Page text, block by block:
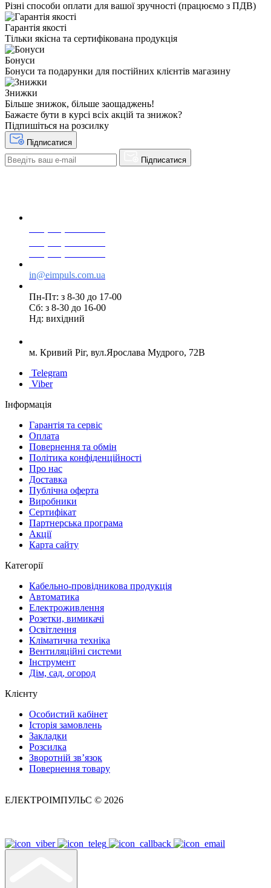
Різні способи оплати для вашої зручності (працюємо з ПДВ)
Гарантія якості
Тільки якісна та сертифікована продукція
Бонуси
Бонуси та подарунки для постійних клієнтів магазину
Знижки
Більше знижок, більше заощаджень!
Бажаєте бути в курсі всіх акцій та знижок?
Підпишіться на розсилку
Підписатися
Підписатися
in@eimpuls.com.ua
Пн-Пт: з 8-30 до 17-00
Сб: з 8-30 до 16-00
Нд: вихідний
м. Кривий Ріг, вул.Ярослава Мудрого, 72В
Telegram
Viber
Інформація
Гарантія та сервіс
Оплата
Повернення та обмін
Політика конфіденційності
Про нас
Доставка
Публічна оферта
Виробники
Сертифікат
Партнерська програма
Акції
Карта сайту
Категорії
Кабельно-провідникова продукція
Автоматика
Електроживлення
Розетки, вимикачі
Освітлення
Кліматична техніка
Вентиляційні системи
Інструмент
Дім, сад, огород
Клієнту
Особистий кабінет
Історія замовлень
Закладки
Розсилка
Зворотній зв’язок
Повернення товару
ЕЛЕКТРОІМПУЛЬС © 2026